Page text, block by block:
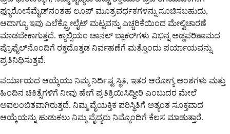
ಫ್ಯೂರೋಸೆಮೈಡ್‌ನಂತಹ ಲೂಪ್ ಮೂತ್ರವರ್ಧಕಗಳನ್ನು ಸೂಚಿಸಬಹುದು,
ಆದಾಗ್ಯೂ ಇವು ಎಲೆಕ್ಟ್ರೋಲೈಟ್ ಮಟ್ಟವನ್ನು ಎಚ್ಚರಿಕೆಯಿಂದ ಮೇಲ್ವಿಚಾರಣೆ
ಮಾಡಬೇಕಾಗುತ್ತದೆ. ಕ್ಯಾಲ್ಸಿಯಂ ಚಾನಲ್ ಬ್ಲಾಕರ್‌ಗಳು ವಿಭಿನ್ನ ಅಡ್ಡಪರಿಣಾಮದ
ಪ್ರೊಫೈಲ್‌ನೊಂದಿಗೆ ರಕ್ತದೊತ್ತಡ ನಿರ್ವಹಣೆಗೆ ಮತ್ತೊಂದು ಪರ್ಯಾಯವನ್ನು
ಪ್ರತಿನಿಧಿಸುತ್ತವೆ.
ಪರ್ಯಾಯದ ಆಯ್ಕೆಯು ನಿಮ್ಮ ನಿರ್ದಿಷ್ಟ ಸ್ಥಿತಿ, ಇತರ ಆರೋಗ್ಯ ಅಂಶಗಳು ಮತ್ತು
ಹಿಂದಿನ ಚಿಕಿತ್ಸೆಗಳಿಗೆ ನೀವು ಹೇಗೆ ಪ್ರತಿಕ್ರಿಯಿಸಿದ್ದೀರಿ ಎಂಬುದರ ಮೇಲೆ
ಅವಲಂಬಿತವಾಗಿರುತ್ತದೆ. ನಿಮ್ಮ ವೈಯಕ್ತಿಕ ಪರಿಸ್ಥಿತಿಗೆ ಅತ್ಯಂತ ಸೂಕ್ತವಾದ
ಆಯ್ಕೆಯನ್ನು ಹುಡುಕಲು ನಿಮ್ಮ ವೈದ್ಯರು ನಿಮ್ಮೊಂದಿಗೆ ಕೆಲಸ ಮಾಡುತ್ತಾರೆ.